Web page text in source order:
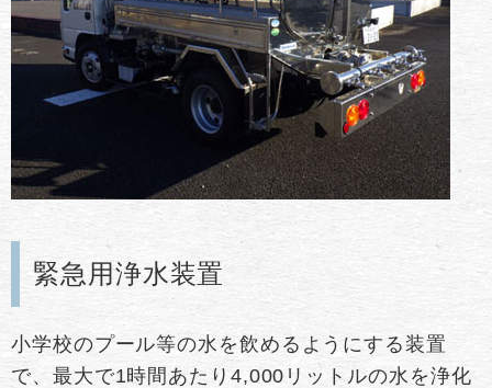
緊急用浄水装置
小学校のプール等の水を飲めるようにする装置
で、最大で1時間あたり4,000リットルの水を浄化